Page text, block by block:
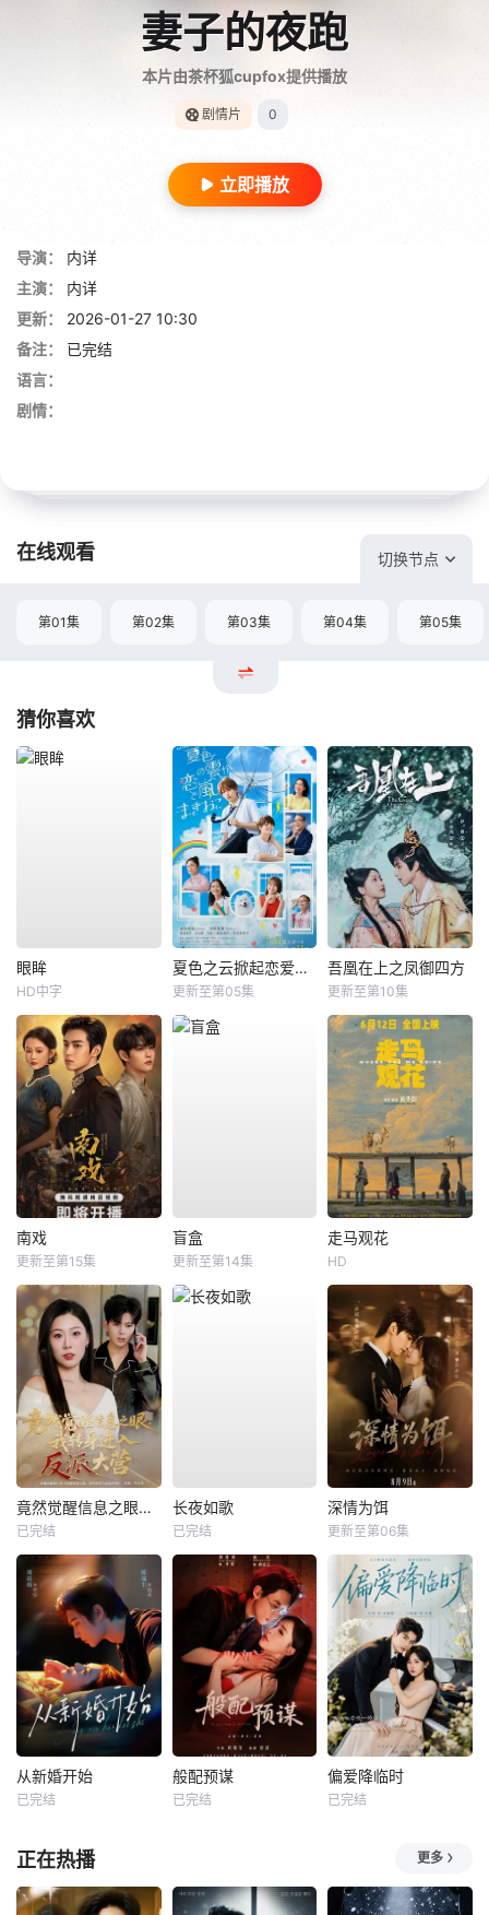
妻子的夜跑
本片由茶杯狐cupfox提供播放
剧情片 0
立即播放
导演：
内详
主演：
内详
更新：
2026-01-27 10:30
备注：
已完结
语言：
剧情：
在线观看 切换节点
第01集 第02集 第03集 第04集 第05集
猜你喜欢
眼眸
HD中字
夏色之云掀起恋爱与风暴
更新至第05集
吾凰在上之凤御四方
更新至第10集
南戏
更新至第15集
盲盒
更新至第14集
走马观花
HD
竟然觉醒信息之眼，我转身进入反派大营
已完结
长夜如歌
已完结
深情为饵
更新至第06集
从新婚开始
已完结
般配预谋
已完结
偏爱降临时
已完结
正在热播 更多